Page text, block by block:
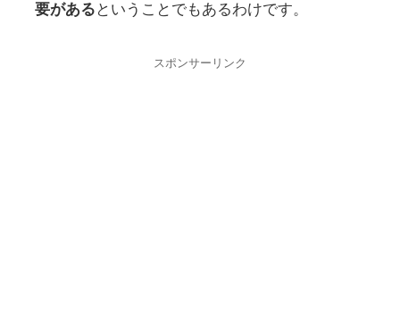
要がある ということでもあるわけです。
スポンサーリンク